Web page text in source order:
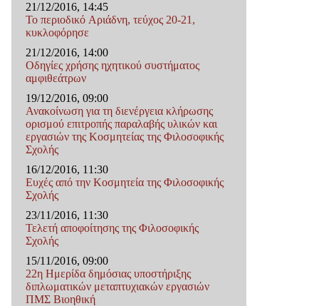
21/12/2016, 14:45
Το περιοδικό Αριάδνη, τεύχος 20-21,
κυκλοφόρησε
21/12/2016, 14:00
Οδηγίες χρήσης ηχητικού συστήματος
αμφιθεάτρων
19/12/2016, 09:00
Ανακοίνωση για τη διενέργεια κλήρωσης
ορισμού επιτροπής παραλαβής υλικών και
εργασιών της Κοσμητείας της Φιλοσοφικής
Σχολής
16/12/2016, 11:30
Ευχές από την Κοσμητεία της Φιλοσοφικής
Σχολής
23/11/2016, 11:30
Τελετή αποφοίτησης της Φιλοσοφικής
Σχολής
15/11/2016, 09:00
22η Ημερίδα δημόσιας υποστήριξης
διπλωματικών μεταπτυχιακών εργασιών
ΠΜΣ Βιοηθική